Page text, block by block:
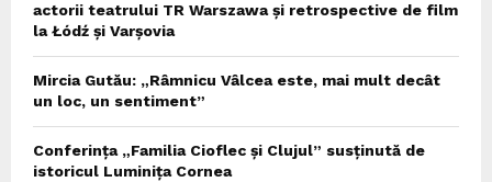
actorii teatrului TR Warszawa și retrospective de film
la Łódź și Varșovia
Mircia Gutău: „Râmnicu Vâlcea este, mai mult decât
un loc, un sentiment”
Conferința „Familia Cioflec și Clujul” susținută de
istoricul Luminița Cornea